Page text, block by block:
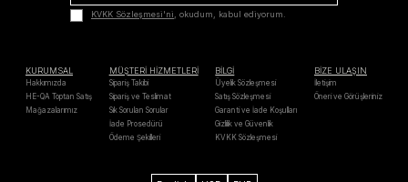
KVKK Sözleşmesi'ni, okudum, kabul ediyorum.
KURUMSAL
Hakkımızda
HE-QA Toptan Satış
Mağazalarımız
MÜŞTERİ HİZMETLERİ
Sipariş Takibi
Sipariş ve Teslimat
Sık Sorulan Sorular
İade Prosedürü
Ödeme Şekilleri
BİLGİ
Üyelik Sözleşmesi
Satış Sözleşmesi
Garanti ve İade Koşulları
Gizlilik ve Güvenlik
KVKK Sözleşmesi
BİZE ULAŞIN
İletişim
Öneri ve Görüşleriniz